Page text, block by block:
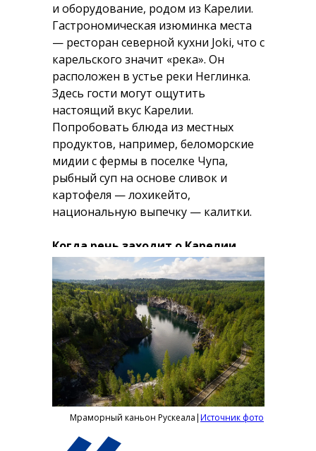
и оборудование, родом из Карелии.
Гастрономическая изюминка места
— ресторан северной кухни Joki, что с
карельского значит «река». Он
расположен в устье реки Неглинка.
Здесь гости могут ощутить
настоящий вкус Карелии.
Попробовать блюда из местных
продуктов, например, беломорские
мидии с фермы в поселке Чупа,
рыбный суп на основе сливок и
картофеля — лохикейто,
национальную выпечку — калитки.
Когда речь заходит о Карелии,
первое, что вспоминают—
живописное Приладожье с его
Ладожскими шхерами и городом
Сортавала. Это неудивительно —
здесь сосредоточены знаковые
достопримечательности —
мраморный каньон Рускеала,
живописные водопады, остров
Валаам.
Мраморный каньон Рускеала|Источник фото